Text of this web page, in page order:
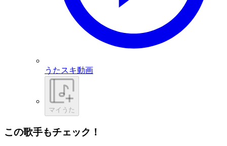
うたスキ動画
マイうた
この歌手もチェック！